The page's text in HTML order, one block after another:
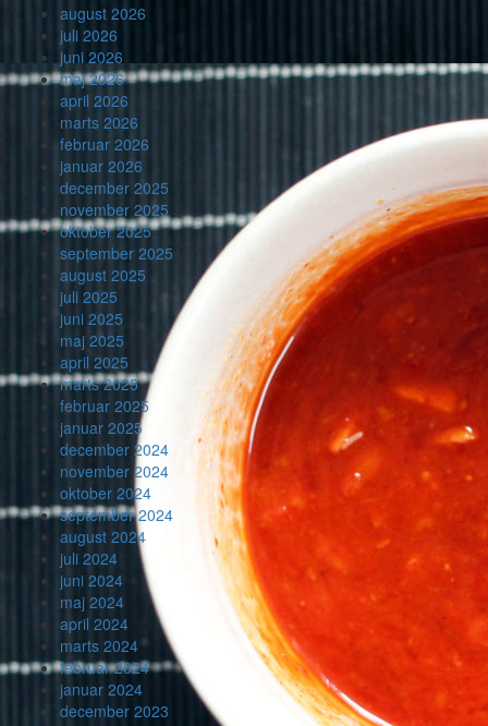
august 2026
juli 2026
juni 2026
maj 2026
april 2026
marts 2026
februar 2026
januar 2026
december 2025
november 2025
oktober 2025
september 2025
august 2025
juli 2025
juni 2025
maj 2025
april 2025
marts 2025
februar 2025
januar 2025
december 2024
november 2024
oktober 2024
september 2024
august 2024
juli 2024
juni 2024
maj 2024
april 2024
marts 2024
februar 2024
januar 2024
december 2023